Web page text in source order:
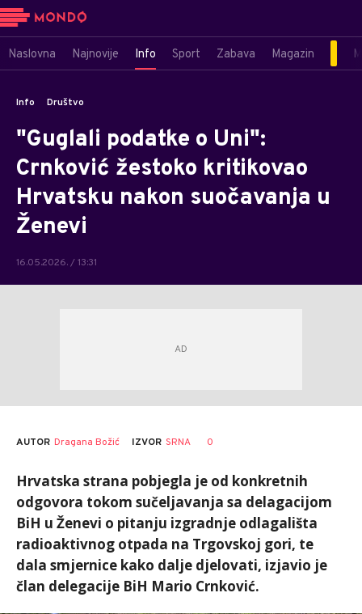
Naslovna Najnovije Info Sport Zabava Magazin
Info Društvo
"Guglali podatke o Uni":
Crnković žestoko kritikovao
Hrvatsku nakon suočavanja u
Ženevi
16.05.2026. / 13:31
AUTOR Dragana Božić IZVOR SRNA 0
Hrvatska strana pobjegla je od konkretnih
odgovora tokom sučeljavanja sa delagacijom
BiH u Ženevi o pitanju izgradnje odlagališta
radioaktivnog otpada na Trgovskoj gori, te
dala smjernice kako dalje djelovati, izjavio je
član delegacije BiH Mario Crnković.